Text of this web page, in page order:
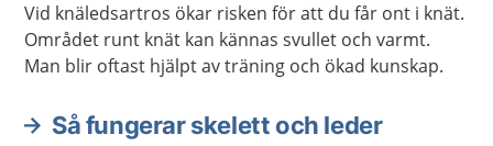
Vid knäledsartros ökar risken för att du får ont i knät.
Området runt knät kan kännas svullet och varmt.
Man blir oftast hjälpt av träning och ökad kunskap.
Så fungerar skelett och leder